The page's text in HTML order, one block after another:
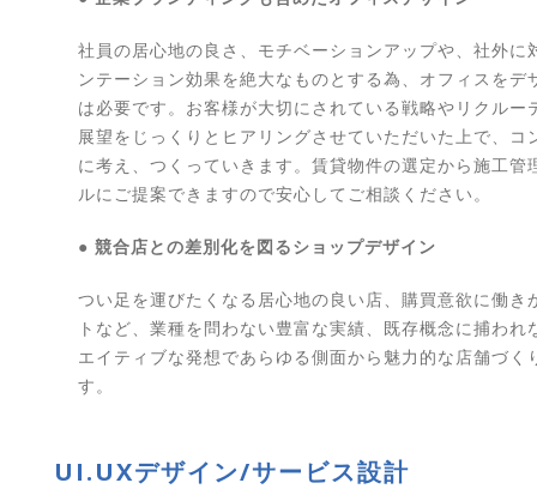
社員の居心地の良さ、モチベーションアップや、社外に
ンテーション効果を絶大なものとする為、オフィスをデ
は必要です。お客様が大切にされている戦略やリクルー
展望をじっくりとヒアリングさせていただいた上で、コ
に考え、つくっていきます。賃貸物件の選定から施工管
ルにご提案できますので安心してご相談ください。
● 競合店との差別化を図るショップデザイン
つい足を運びたくなる居心地の良い店、購買意欲に働き
トなど、業種を問わない豊富な実績、既存概念に捕われ
エイティブな発想であらゆる側面から魅力的な店舗づく
す。
UI.UXデザイン/サービス設計